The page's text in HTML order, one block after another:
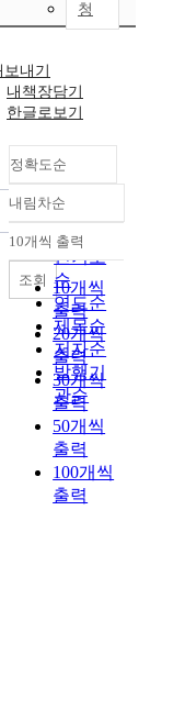
청
보내기
내책장담기
한글로보기
정확도순
정확도
순
인기도
순
연도순
제목순
저자순
발행기
관순
내림차순
내림차순
10개씩 출력
10개씩
출력
20개씩
출력
30개씩
출력
50개씩
출력
100개씩
출력
조회